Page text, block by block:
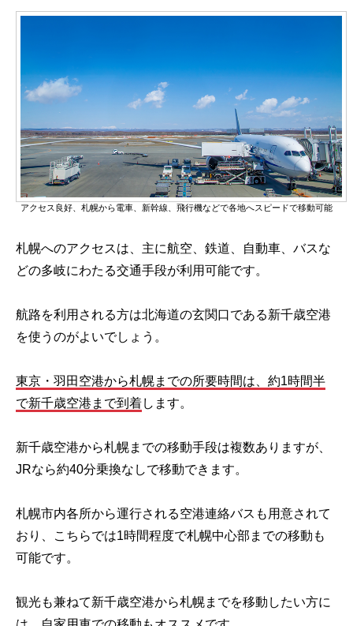
アクセス良好、札幌から電車、新幹線、飛行機などで各地へスピードで移動可能
札幌へのアクセスは、主に航空、鉄道、自動車、バスな
どの多岐にわたる交通手段が利用可能です。
航路を利用される方は北海道の玄関口である新千歳空港
を使うのがよいでしょう。
東京・羽田空港から札幌までの所要時間は、約1時間半
で新千歳空港まで到着します。
新千歳空港から札幌までの移動手段は複数ありますが、
JRなら約40分乗換なしで移動できます。
札幌市内各所から運行される空港連絡バスも用意されて
おり、こちらでは1時間程度で札幌中心部までの移動も
可能です。
観光も兼ねて新千歳空港から札幌までを移動したい方に